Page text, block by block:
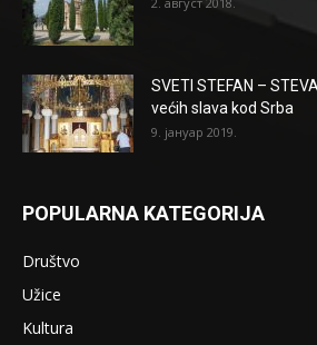
SVETI STEFAN –
većih slava kod Srba
9. јануар 2019.
POPULARNA KATEGORIJA
Društvo
Užice
Kultura